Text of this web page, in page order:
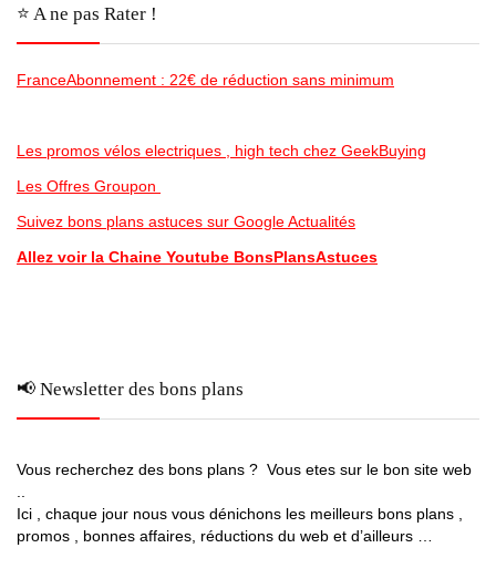
⭐️ A ne pas Rater !
FranceAbonnement : 22€ de réduction sans minimum
Les promos vélos electriques , high tech chez GeekBuying
Les Offres Groupon
Suivez bons plans astuces sur Google Actualités
Allez voir la Chaine Youtube BonsPlansAstuces
📢 Newsletter des bons plans
Vous recherchez des bons plans ? Vous etes sur le bon site web
..
Ici , chaque jour nous vous dénichons les meilleurs bons plans ,
promos , bonnes affaires, réductions du web et d’ailleurs …